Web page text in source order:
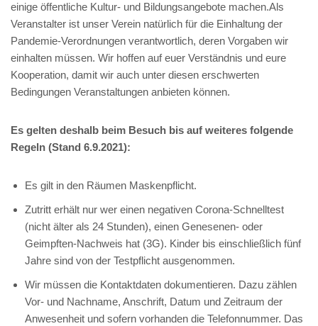
einige öffentliche Kultur- und Bildungsangebote machen.Als
Veranstalter ist unser Verein natürlich für die Einhaltung der
Pandemie-Verordnungen verantwortlich, deren Vorgaben wir
einhalten müssen. Wir hoffen auf euer Verständnis und eure
Kooperation, damit wir auch unter diesen erschwerten
Bedingungen Veranstaltungen anbieten können.
Es gelten deshalb beim Besuch bis auf weiteres folgende
Regeln (Stand 6.9.2021):
Es gilt in den Räumen Maskenpflicht.
Zutritt erhält nur wer einen negativen Corona-Schnelltest
(nicht älter als 24 Stunden), einen Genesenen- oder
Geimpften-Nachweis hat (3G). Kinder bis einschließlich fünf
Jahre sind von der Testpflicht ausgenommen.
Wir müssen die Kontaktdaten dokumentieren. Dazu zählen
Vor- und Nachname, Anschrift, Datum und Zeitraum der
Anwesenheit und sofern vorhanden die Telefonnummer. Das